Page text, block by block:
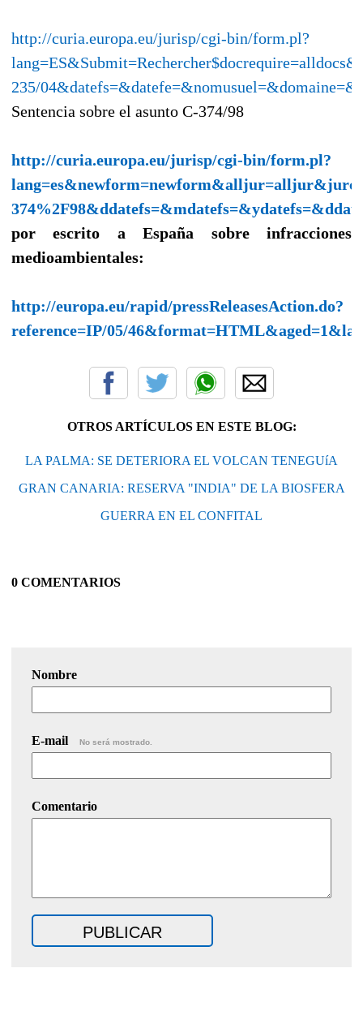
http://curia.europa.eu/jurisp/cgi-bin/form.pl?
235/
Sentencia sobre el asunto C-374/98
http://curia.europa.eu/jurisp/cgi-bin/form.pl?
por escrito a España sobre infracciones
medioambientales:
http://europa.eu/rapid/pressReleasesAction.do?
reference=IP/05/
OTROS ARTÍCULOS EN ESTE BLOG:
LA PALMA: SE DETERIORA EL VOLCAN TENEGUíA
GRAN CANARIA: RESERVA "INDIA" DE LA BIOSFERA
GUERRA EN EL CONFITAL
0 COMENTARIOS
Nombre
E-mail No será mostrado.
Comentario